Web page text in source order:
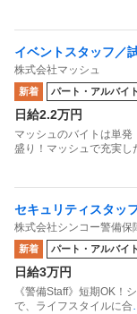
イベントスタッフ／
株式会社マッシュ
新着 パート・アルバイト
日給2.2万円
マッシュのバイトは単発
盛り！マッシュで充実し
セキュリティスタッ
株式会社シンコー警備保
新着 パート・アルバイト
日給3万円
《警備Staff》短期OK！
で、ライフスタイルに合